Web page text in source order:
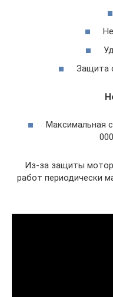
Защита
Максимальная
Из-за защиты
работ периодически